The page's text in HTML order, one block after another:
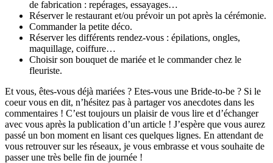
de fabrication : repérages, essayages…
Réserver le restaurant et/ou prévoir un pot après la cérémonie.
Commander la petite déco.
Réserver les différents rendez-vous : épilations, ongles,
maquillage, coiffure…
Choisir son bouquet de mariée et le commander chez le
fleuriste.
Et vous, êtes-vous déjà mariées ? Etes-vous une Bride-to-be ? Si le
coeur vous en dit, n’hésitez pas à partager vos anecdotes dans les
commentaires ! C’est toujours un plaisir de vous lire et d’échanger
avec vous après la publication d’un article ! J’espère que vous aurez
passé un bon moment en lisant ces quelques lignes. En attendant de
vous retrouver sur les réseaux, je vous embrasse et vous souhaite de
passer une très belle fin de journée !